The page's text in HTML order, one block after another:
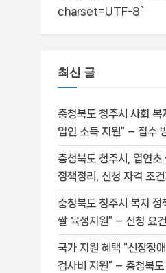
charset=UTF-8`
최신 글
충청북도 청주시 사회 복
업인 소득 지원” – 접수
충청북도 청주시, 엽연초
정책정리, 신청 자격 조
충청북도 청주시 복지 정
쌀 육성지원” – 신청 요
국가 지원 혜택 “신장장
검사비 지원” – 충청북